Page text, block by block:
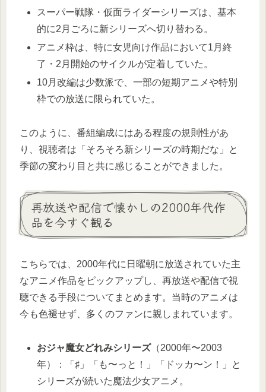
スーパー戦隊・仮面ライダーシリーズは、基本
的に2月ごろに新シリーズへ切り替わる。
アニメ枠は、特に女児向け作品において1月終
了・2月開始のサイクルが定着していた。
10月改編は少数派で、一部の短期アニメや特別
枠での放送に限られていた。
このように、番組編成にはある程度の規則性があ
り、視聴者は「そろそろ新シリーズの時期だな」と
季節の変わり目と共に感じることができました。
再放送や配信で懐かしの2000年代作
品を今すぐ観る
こちらでは、2000年代に日曜朝に放送されていた主
なアニメ作品をピックアップし、再放送や配信で視
聴できる手段についてまとめます。当時のアニメは
今も色褪せず、多くのファンに親しまれています。
おジャ魔女どれみシリーズ（2000年〜2003
年）：「♯」「も〜っと！」「ドッカ〜ン！」と
シリーズが続いた魔法少女アニメ。